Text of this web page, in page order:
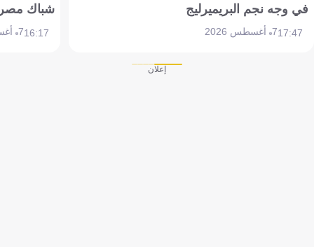
في وجه نجم البريميرليج
17:477 أغسطس 2026
شباك
16:177 أغسطس 2026
إعلان